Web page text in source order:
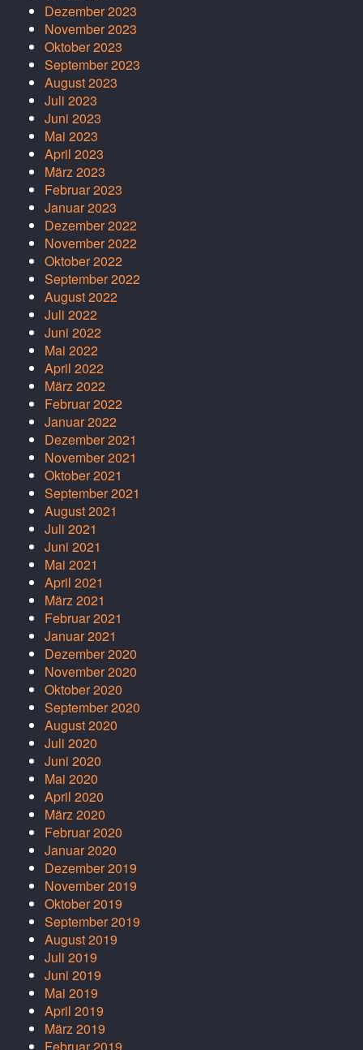
Dezember 2023
November 2023
Oktober 2023
September 2023
August 2023
Juli 2023
Juni 2023
Mai 2023
April 2023
März 2023
Februar 2023
Januar 2023
Dezember 2022
November 2022
Oktober 2022
September 2022
August 2022
Juli 2022
Juni 2022
Mai 2022
April 2022
März 2022
Februar 2022
Januar 2022
Dezember 2021
November 2021
Oktober 2021
September 2021
August 2021
Juli 2021
Juni 2021
Mai 2021
April 2021
März 2021
Februar 2021
Januar 2021
Dezember 2020
November 2020
Oktober 2020
September 2020
August 2020
Juli 2020
Juni 2020
Mai 2020
April 2020
März 2020
Februar 2020
Januar 2020
Dezember 2019
November 2019
Oktober 2019
September 2019
August 2019
Juli 2019
Juni 2019
Mai 2019
April 2019
März 2019